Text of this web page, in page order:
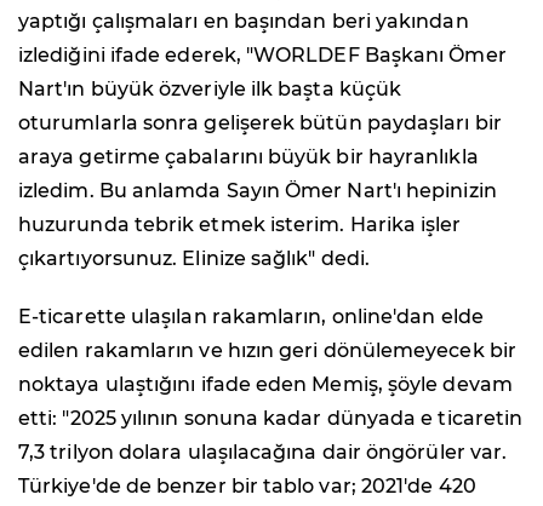
yaptığı çalışmaları en başından beri yakından
izlediğini ifade ederek, "WORLDEF Başkanı Ömer
Nart'ın büyük özveriyle ilk başta küçük
oturumlarla sonra gelişerek bütün paydaşları bir
araya getirme çabalarını büyük bir hayranlıkla
izledim. Bu anlamda Sayın Ömer Nart'ı hepinizin
huzurunda tebrik etmek isterim. Harika işler
çıkartıyorsunuz. Elinize sağlık" dedi.
E-ticarette ulaşılan rakamların, online'dan elde
edilen rakamların ve hızın geri dönülemeyecek bir
noktaya ulaştığını ifade eden Memiş, şöyle devam
etti: "2025 yılının sonuna kadar dünyada e ticaretin
7,3 trilyon dolara ulaşılacağına dair öngörüler var.
Türkiye'de de benzer bir tablo var; 2021'de 420